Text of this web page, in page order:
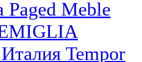
Meble
Tempor